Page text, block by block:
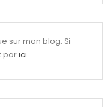
sur mon blog. Si
parici